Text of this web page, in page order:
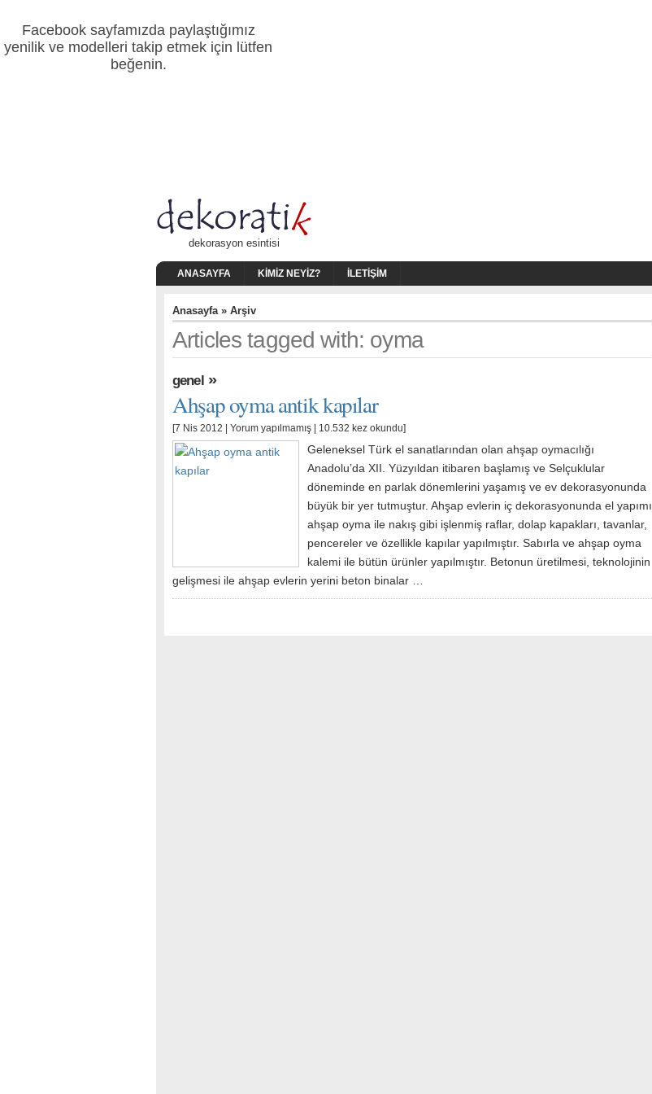
Facebook sayfamızda paylaştığımız
yenilik ve modelleri takip etmek için lütfen
beğenin.
dekorasyon esintisi
ANASAYFA KIMIZ NEYIZ? İLETIŞIM
Anasayfa» Arşiv
Articles tagged with: oyma
genel»
Ahşap oyma antik kapılar
[7 Nis 2012 | Yorum yapılmamış | 10.532 kez okundu]
Geleneksel Türk el sanatlarından olan ahşap oymacılığı
Anadolu’da XII. Yüzyıldan itibaren başlamış ve Selçuklular
döneminde en parlak dönemlerini yaşamış ve ev dekorasyonunda
büyük bir yer tutmuştur. Ahşap evlerin iç dekorasyonunda el yapımı
ahşap oyma ile nakış gibi işlenmiş raflar, dolap kapakları, tavanlar,
pencereler ve özellikle kapılar yapılmıştır. Sabırla ve ahşap oyma
kalemi ile bütün ürünler yapılmıştır. Betonun üretilmesi, teknolojinin
gelişmesi ile ahşap evlerin yerini beton binalar …